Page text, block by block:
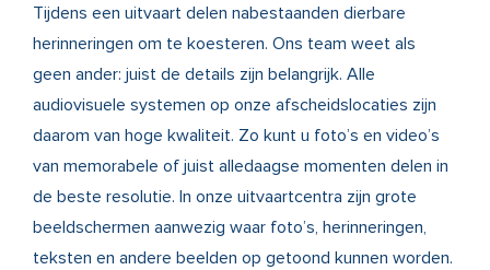
Tijdens een uitvaart delen nabestaanden dierbare
herinneringen om te koesteren. Ons team weet als
geen ander: juist de details zijn belangrijk. Alle
audiovisuele systemen op onze afscheidslocaties zijn
daarom van hoge kwaliteit. Zo kunt u foto’s en video’s
van memorabele of juist alledaagse momenten delen in
de beste resolutie. In onze uitvaartcentra zijn grote
beeldschermen aanwezig waar foto’s, herinneringen,
teksten en andere beelden op getoond kunnen worden.